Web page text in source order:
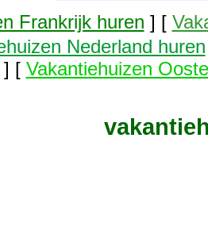
Frankrijk huren ] [
Nederland huren
] [ Vakantiehuizen